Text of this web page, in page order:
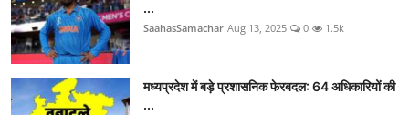
...
SaahasSamachar Aug 13, 2025 0 1.5k
मध्यप्रदेश में बड़े प्रशासनिक फेरबदल: 64 अधिकारियों की
...